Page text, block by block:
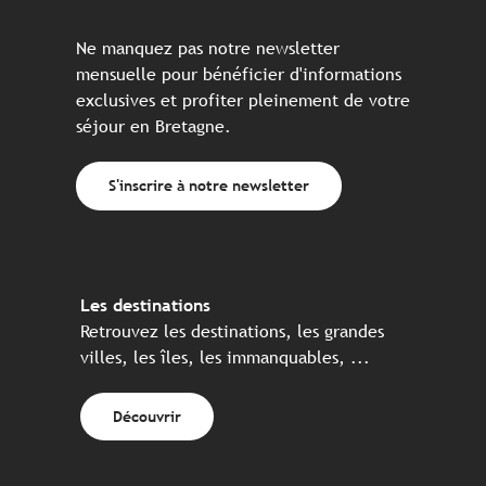
Ne manquez pas notre newsletter
mensuelle pour bénéficier d'informations
exclusives et profiter pleinement de votre
séjour en Bretagne.
S'inscrire à notre newsletter
Les destinations
Retrouvez les destinations, les grandes
villes, les îles, les immanquables, ...
Découvrir